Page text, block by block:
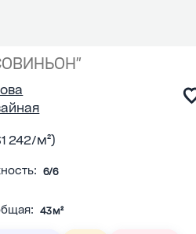
242/м²)
6/6
43 м²